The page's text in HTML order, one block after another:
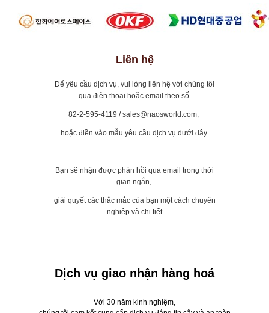
Liên hệ
Để yêu cầu dịch vụ, vui lòng liên hệ với chúng tôi
qua điện thoại hoặc email theo số
82-2-595-4119 / sales@naosworld.com,
hoặc điền vào mẫu yêu cầu dịch vụ dưới đây.
Bạn sẽ nhận được phản hồi qua email trong thời
gian ngắn,
giải quyết các thắc mắc của bạn một cách chuyên
nghiệp và chi tiết
Dịch vụ giao nhận hàng hoá
Với 30 năm kinh nghiệm,